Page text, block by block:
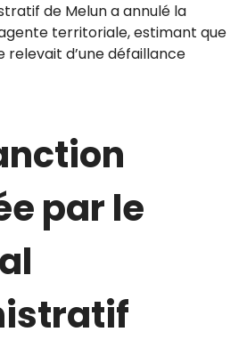
de Melun a annulé la
territoriale, estimant que
relevait d’une défaillance
par le